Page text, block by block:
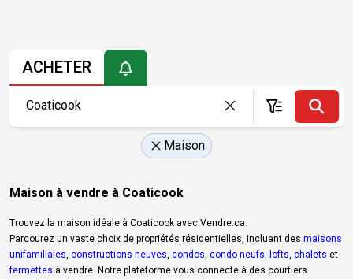
ACHETER
Maison
Maison à vendre à Coaticook
Trouvez la maison idéale à Coaticook avec Vendre.ca.
Parcourez un vaste choix de propriétés résidentielles, incluant des maisons
unifamiliales constructions neuves condos condo neufs lofts chalets et
fermettes à vendre. Notre plateforme vous connecte à des courtiers